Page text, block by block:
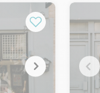
d'un
un fort
allie
les
m²,